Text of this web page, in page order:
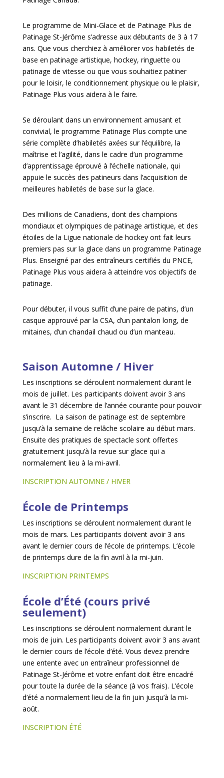
Le programme de Mini-Glace et de Patinage Plus de
Patinage St-Jérôme s’adresse aux débutants de 3 à 17
ans. Que vous cherchiez à améliorer vos habiletés de
base en patinage artistique, hockey, ringuette ou
patinage de vitesse ou que vous souhaitiez patiner
pour le loisir, le conditionnement physique ou le plaisir,
Patinage Plus vous aidera à le faire.
Se déroulant dans un environnement amusant et
convivial, le programme Patinage Plus compte une
série complète d’habiletés axées sur l’équilibre, la
maîtrise et l’agilité, dans le cadre d’un programme
d’apprentissage éprouvé à l’échelle nationale, qui
appuie le succès des patineurs dans l’acquisition de
meilleures habiletés de base sur la glace.
Des millions de Canadiens, dont des champions
mondiaux et olympiques de patinage artistique, et des
étoiles de la Ligue nationale de hockey ont fait leurs
premiers pas sur la glace dans un programme Patinage
Plus. Enseigné par des entraîneurs certifiés du PNCE,
Patinage Plus vous aidera à atteindre vos objectifs de
patinage.
Pour débuter, il vous suffit d’une paire de patins, d’un
casque approuvé par la CSA, d’un pantalon long, de
mitaines, d’un chandail chaud ou d’un manteau.
Saison Automne / Hiver
Les inscriptions se déroulent normalement durant le
mois de juillet. Les participants doivent avoir 3 ans
avant le 31 décembre de l’année courante pour pouvoir
s’inscrire. La saison de patinage est de septembre
jusqu’à la semaine de relâche scolaire au début mars.
Ensuite des pratiques de spectacle sont offertes
gratuitement jusqu’à la revue sur glace qui a
normalement lieu à la mi-avril.
INSCRIPTION AUTOMNE / HIVER
École de Printemps
Les inscriptions se déroulent normalement durant le
mois de mars. Les participants doivent avoir 3 ans
avant le dernier cours de l’école de printemps. L’école
de printemps dure de la fin avril à la mi-juin.
INSCRIPTION PRINTEMPS
École d’Été (cours privé
seulement)
Les inscriptions se déroulent normalement durant le
mois de juin. Les participants doivent avoir 3 ans avant
le dernier cours de l’école d’été. Vous devez prendre
une entente avec un entraîneur professionnel de
Patinage St-Jérôme et votre enfant doit être encadré
pour toute la durée de la séance (à vos frais). L’école
d’été a normalement lieu de la fin juin jusqu’à la mi-
août.
INSCRIPTION ÉTÉ